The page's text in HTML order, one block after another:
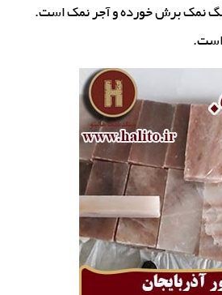
سنگ نمک برش خورده و آجر نمک است.
است.